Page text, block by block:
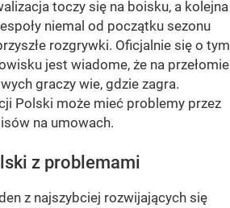
toczy się na boisku, a kolejna
niemal od początku sezonu
rozgrywki. Oficjalnie się o tym
jest wiadome, że na przełomie
graczy wie, gdzie zagra.
Polski może mieć problemy przez
na umowach.
z problemami
z najszybciej rozwijających się